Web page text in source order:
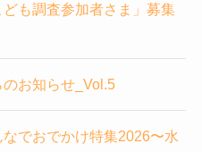
も調査参加者さま」募集
お知らせ_Vol.5
でおでかけ特集2026〜水